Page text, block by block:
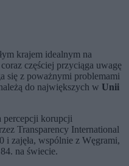
krajem idealnym na
częściej przyciąga uwagę
się z poważnymi problemami
do największych w Unii
percepcji korupcji
Transparency International
i zajęła, wspólnie z Węgrami,
na świecie.